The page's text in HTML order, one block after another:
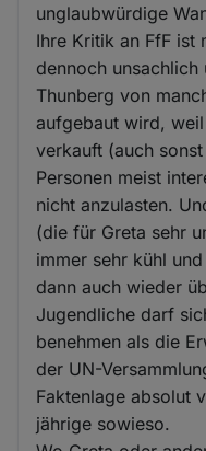
unglaubwürdige
Ihre Kritik an FfF ist
dennoch unsachlich
Thunberg von
aufgebaut wird,
verkauft (auch
Personen meist
nicht anzulasten.
(die für Greta sehr
immer sehr kühl
dann auch wieder
Jugendliche darf
benehmen als die
der UN-
Faktenlage absolut
jährige sowieso.